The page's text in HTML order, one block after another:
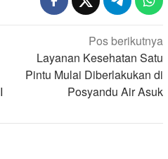
Pos berikutnya
Layanan Kesehatan Satu
Pintu Mulai Diberlakukan di
Posyandu Air Asuk